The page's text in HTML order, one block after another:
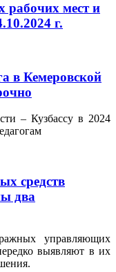
рабочих мест и
г.
в Кемеровской
– Кузбассу в 2024
средств
два
управляющих
выявляют в их